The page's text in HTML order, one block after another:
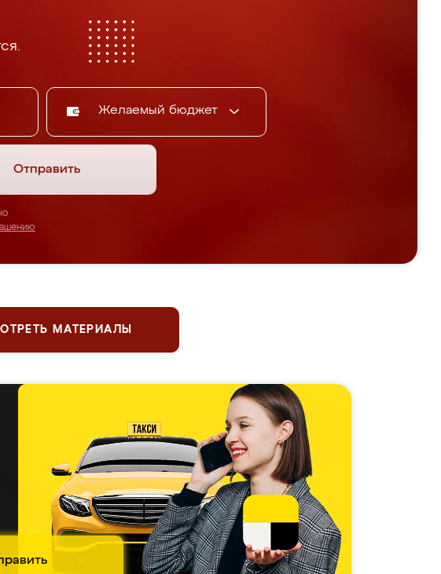
Желаемый бюджет
Отправить
МАТЕРИАЛЫ